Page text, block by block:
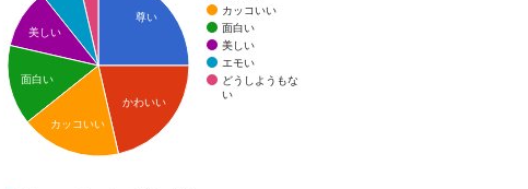
カッコいい
面白い
美しい
エモい
どうしようもな
い
尊い
かわいい
美しい
面白い
カッコいい